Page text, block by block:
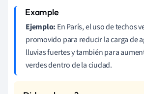
Ejemplo: En París, el uso de techos
promovido para reducir la carga de
lluvias fuertes y también para
verdes dentro de la ciudad.